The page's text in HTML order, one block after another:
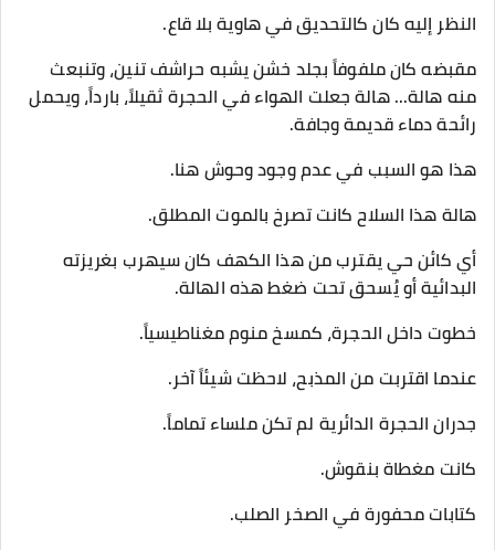
النظر إليه كان كالتحديق في هاوية بلا قاع.
مقبضه كان ملفوفاً بجلد خشن يشبه حراشف تنين، وتنبعث
منه هالة... هالة جعلت الهواء في الحجرة ثقيلاً، بارداً، ويحمل
رائحة دماء قديمة وجافة.
​هذا هو السبب في عدم وجود وحوش هنا.
هالة هذا السلاح كانت تصرخ بالموت المطلق.
أي كائن حي يقترب من هذا الكهف كان سيهرب بغريزته
البدائية أو يُسحق تحت ضغط هذه الهالة.
​خطوت داخل الحجرة، كمسخ منوم مغناطيسياً.
​عندما اقتربت من المذبح، لاحظت شيئاً آخر.
جدران الحجرة الدائرية لم تكن ملساء تماماً.
كانت مغطاة بنقوش.
كتابات محفورة في الصخر الصلب.